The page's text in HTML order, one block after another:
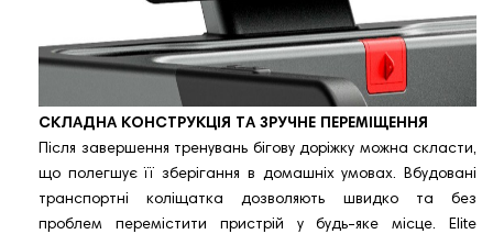
СКЛАДНА КОНСТРУКЦІЯ ТА ЗРУЧНЕ ПЕРЕМІЩЕННЯ
Після завершення тренувань бігову доріжку можна скласти,
що полегшує її зберігання в домашніх умовах. Вбудовані
транспортні коліщатка дозволяють швидко та без
проблем перемістити пристрій у будь-яке місце. Elite